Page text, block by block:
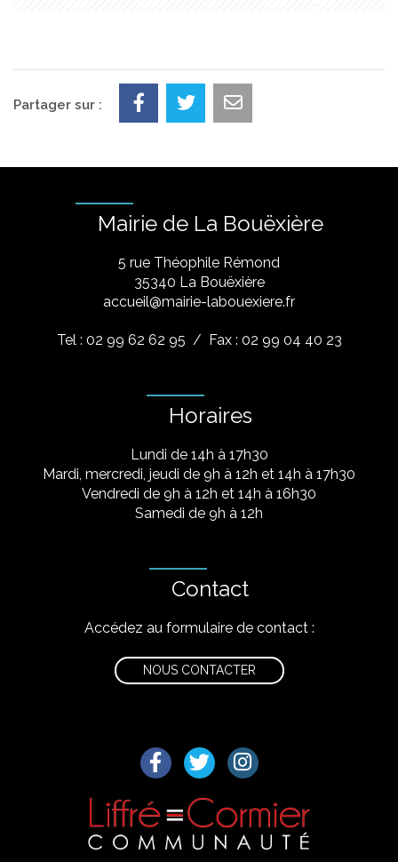
Partager sur :
Mairie de La Bouëxière
5 rue Théophile Rémond
​35340 La Bouëxière
accueil@mairie-labouexiere.fr
Tel : 02 99 62 62 95 / Fax : 02 99 04 40 23
Horaires
Lundi de 14h à 17h30
Mardi, mercredi, jeudi de 9h à 12h et 14h à 17h30
Vendredi de 9h à 12h et 14h à 16h30
Samedi de 9h à 12h
Contact
Accédez au formulaire de contact :
NOUS CONTACTER
Lien vers le compte Facebook
Lien vers le compte Twitter
Lien vers le compte